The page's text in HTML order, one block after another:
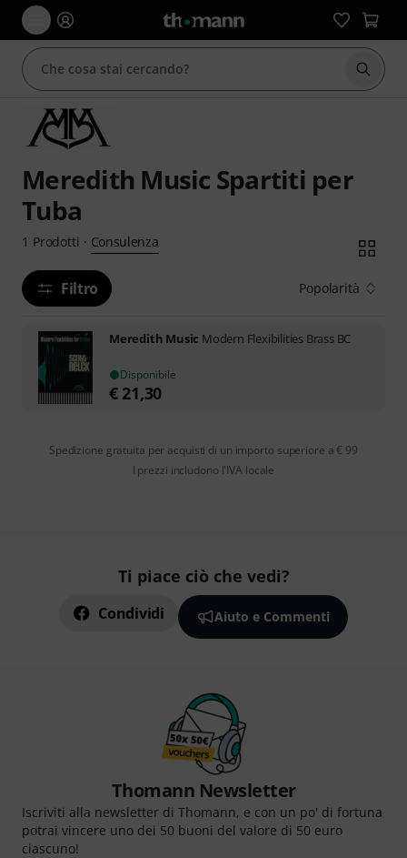
Meredith Music Spartiti per
Tuba
1 Prodotti · Consulenza
Filtro Popolarità
Meredith Music Modern Flexibilities Brass BC
Disponibile
€ 21,30
Spedizione gratuita per acquisti di un importo superiore a € 99
I prezzi includono l'IVA locale
Ti piace ciò che vedi?
Condividi Aiuto e Commenti
Thomann Newsletter
Iscriviti alla newsletter di Thomann, e con un po' di fortuna
potrai vincere uno dei 50 buoni del valore di 50 euro
ciascuno!